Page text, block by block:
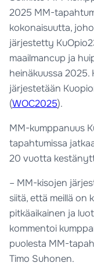
2025 MM-
kokonaisuutta,
järjestetty
maailmancup ja
heinäkuussa
järjestetään
(WOC2025).
MM-kumppanuus
tapahtumissa
20 vuotta
– MM-kisojen
siitä, että meillä on
pitkäaikainen ja
kommentoi
puolesta MM-
Timo Suhonen.